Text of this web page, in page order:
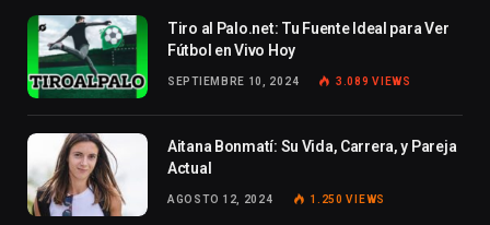
Tiro al Palo.net: Tu Fuente Ideal para Ver
Fútbol en Vivo Hoy
SEPTIEMBRE 10, 2024 3.089VIEWS
Aitana Bonmatí: Su Vida, Carrera, y Pareja
Actual
AGOSTO 12, 2024 1.250VIEWS